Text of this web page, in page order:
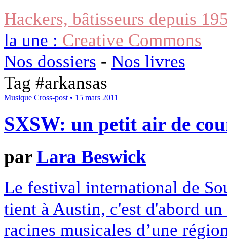
Hackers, bâtisseurs depuis
la une : Creative Commons
Nos dossiers - Nos livres
Tag #arkansas
Musique Cross-post • 15 mars 2011
SXSW: un petit air de
parLara Beswick
Le festival international de
tient à Austin, c'est d'abord
racines musicales d’une